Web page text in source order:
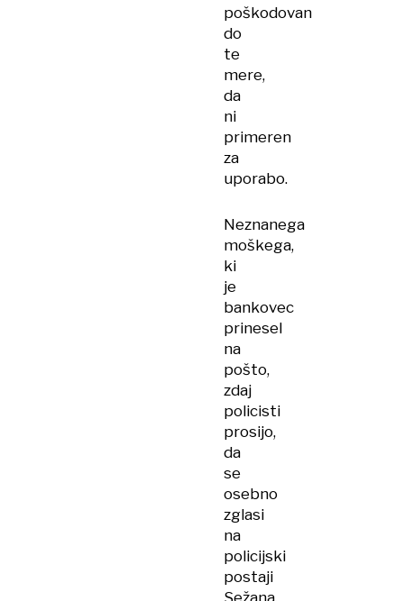
poškodovan
do
te
mere,
da
ni
primeren
za
uporabo.
Neznanega
moškega,
ki
je
bankovec
prinesel
na
pošto,
zdaj
policisti
prosijo,
da
se
osebno
zglasi
na
policijski
postaji
Sežana,